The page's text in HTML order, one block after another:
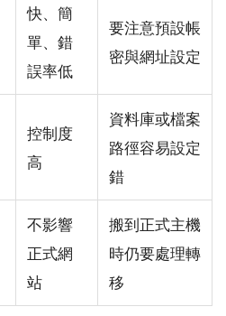
快、簡
單、錯
誤率低
要注意預設帳
密與網址設定
控制度
高
資料庫或檔案
路徑容易設定
錯
不影響
正式網
站
搬到正式主機
時仍要處理轉
移